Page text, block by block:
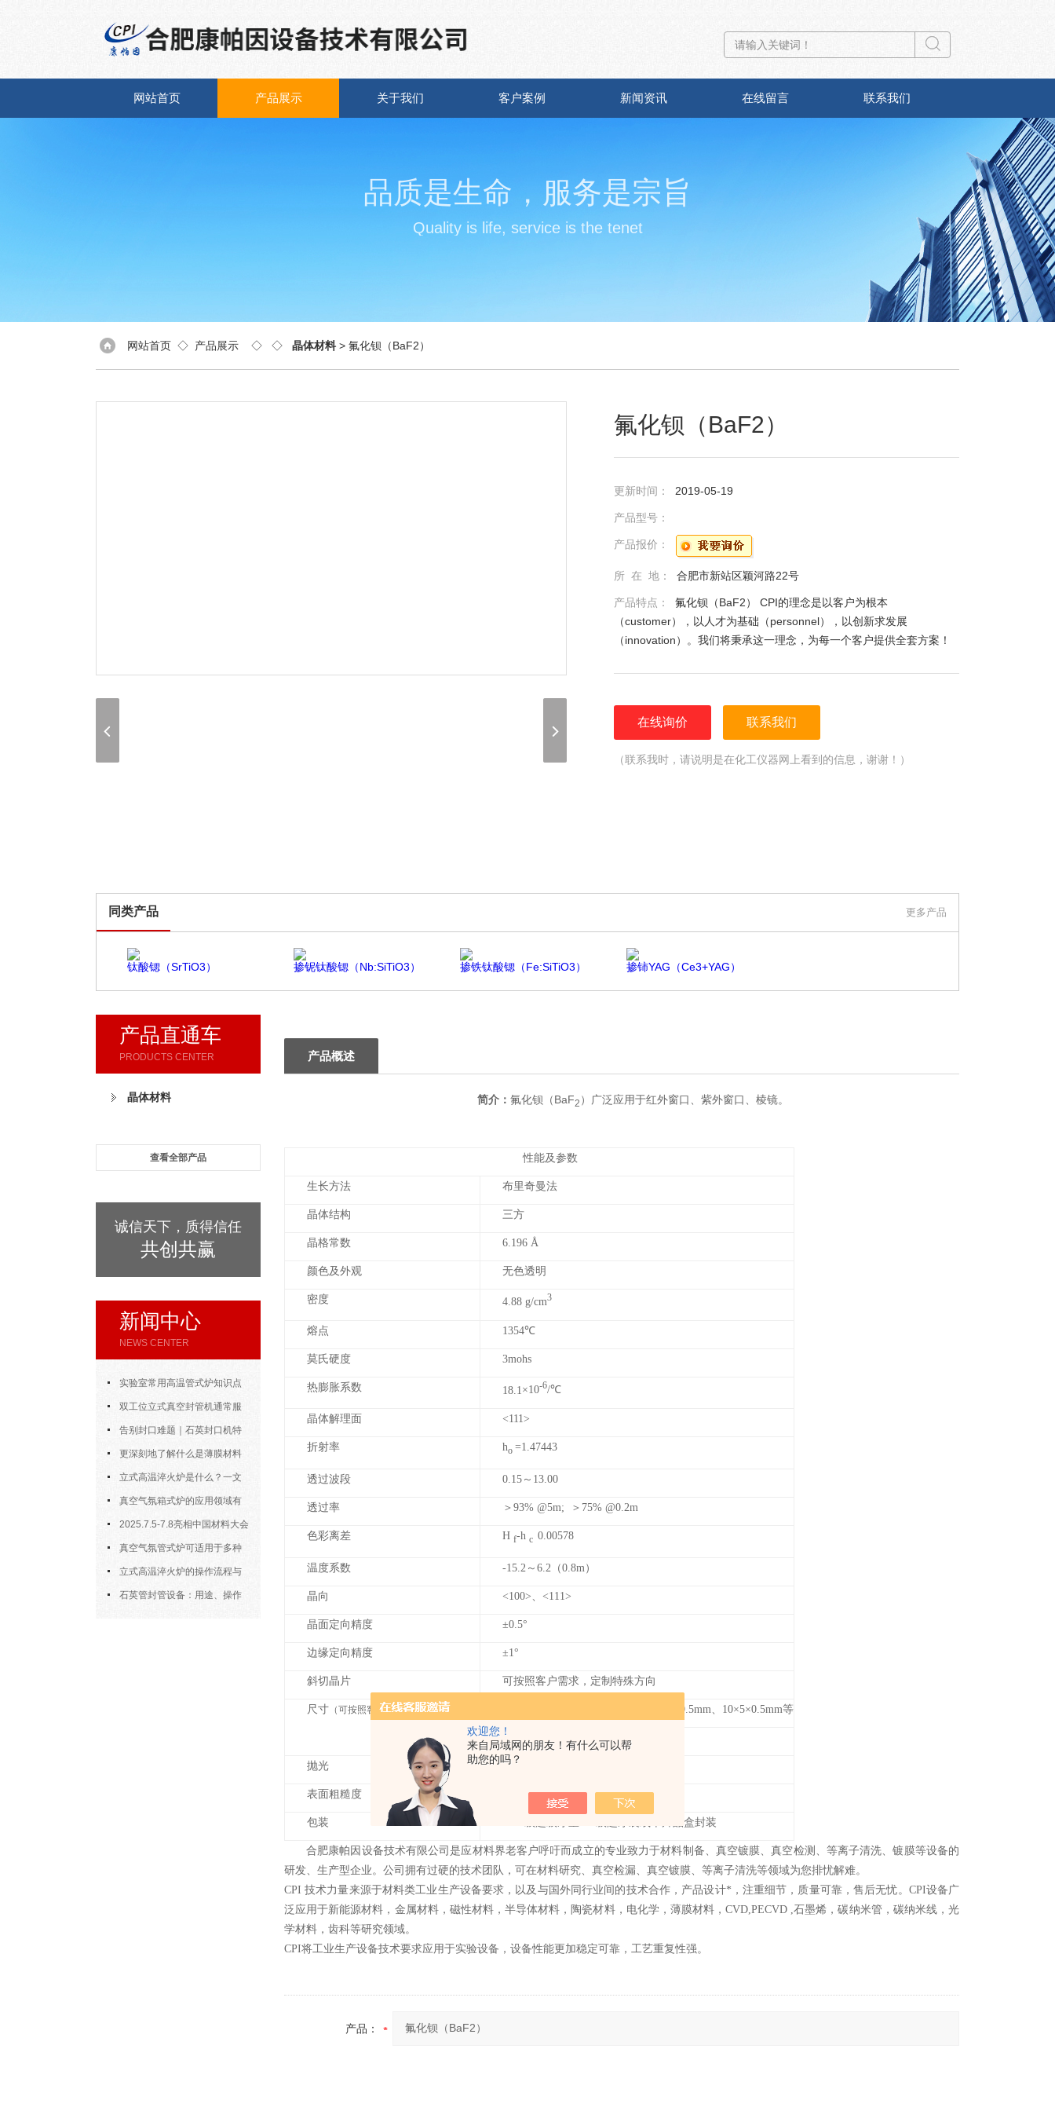
欢迎您！
来自局域网的朋友！有什么可以帮
助您的吗？
网站首页 产品展示 关于我们 客户案例 新闻资讯 在线留言 联系我们
品质是生命，服务是宗旨
Quality is life, service is the tenet
网站首页 ◇ 产品展示 ◇ ◇ 晶体材料 > 氟化钡（BaF2）
氟化钡（BaF2）
更新时间： 2019-05-19
产品型号：
产品报价：
所 在 地： 合肥市新站区颖河路22号
产品特点： 氟化钡（BaF2） CPI的理念是以客户为根本
（customer），以人才为基础（personnel），以创新求发展
（innovation）。我们将秉承这一理念，为每一个客户提供全套方案！
在线询价 联系我们
（联系我时，请说明是在化工仪器网上看到的信息，谢谢！）
同类产品 更多产品
钛酸锶（SrTiO3） 掺铌钛酸锶（Nb:SiTiO3） 掺铁钛酸锶（Fe:SiTiO3） 掺铈YAG（Ce3+YAG）
产品直通车
PRODUCTS CENTER
晶体材料
查看全部产品
诚信天下，质得信任
共创共赢
新闻中心
NEWS CENTER
实验室常用高温管式炉知识点
汇总，新手快速上手
双工位立式真空封管机通常服
务于对气氛敏感的样品制备
告别封口难题｜石英封口机特
点、操作步骤全拆解，小白也能学
会
更深刻地了解什么是薄膜材料
制备？
立式高温淬火炉是什么？一文
看懂它的基本知识
真空气氛箱式炉的应用领域有
哪些？
2025.7.5-7.8亮相中国材料大会
2025暨新材料科研仪器与设备展
真空气氛管式炉可适用于多种
材料的高温处理
立式高温淬火炉的操作流程与
核心要点解析
石英管封管设备：用途、操作
产品概述
简介： 氟化钡（BaF2 ）广泛应用于红外窗口、紫外窗口、棱镜。
性能及参数
生长方法 布里奇曼法
晶体结构 三方
晶格常数 6.196 Å
颜色及外观 无色透明
密度 4.88 g/cm3
熔点 1354℃
莫氏硬度 3mohs
热膨胀系数 18.1 ×10-6/℃
晶体解理面 <111>
折射率 ho =1.47443
透过波段 0.15 ～13.00
透过率 ＞93% @5m; ＞75% @0.2m
色彩离差 H f-h c 0.00578
温度系数 -15.2 ～6.2（0.8m）
晶向 <100> 、<111>
晶面定向精度 ±0.5°
边缘定向精度 ±1 °
斜切晶片 可按照客户需求，定制特殊方向
尺寸 （可按照客户需求，定制特殊尺寸） ×10×0.5mm、10×5×0.5mm、10×2×0.5mm、10×5×0.5mm等
/
抛光 单面抛光、双面抛光等
表面粗糙度
包装 级超级净室100级超净袋或单片晶盒封装
合肥康帕因设备技术有限公司是应材料界老客户呼吁而成立的专业致力于材料制备、真空镀膜、真空检测、等离子清洗、镀膜等设备的
研发、生产型企业。公司拥有过硬的技术团队，可在材料研究、真空检漏、真空镀膜、等离子清洗等领域为您排忧解难。
CPI 技术力量来源于材料类工业生产设备要求，以及与国外同行业间的技术合作，产品设计*，注重细节，质量可靠，售后无忧。CPI设备广
泛应用于新能源材料，金属材料，磁性材料，半导体材料，陶瓷材料，电化学，薄膜材料，CVD,PECVD ,石墨烯，碳纳米管，碳纳米线，光
学材料，齿科等研究领域。
CPI将工业生产设备技术要求应用于实验设备，设备性能更加稳定可靠，工艺重复性强。
产品：